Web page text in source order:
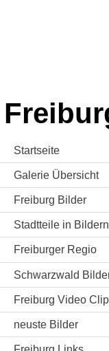
Startseite
Galerie Übersicht
Freiburg Bilder
Stadtteile in Bildern
Freiburger Regio
Schwarzwald
Freiburg Video
neuste Bilder